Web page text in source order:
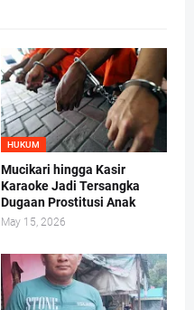
HUKUM
Mucikari hingga Kasir
Karaoke Jadi Tersangka
Dugaan Prostitusi Anak
May 15, 2026